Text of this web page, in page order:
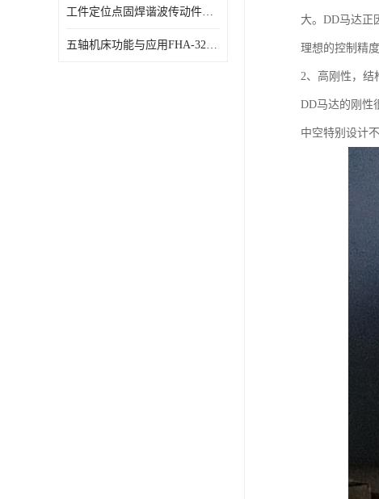
工件定位点固焊谐波传动件哈默纳科CSF-45-100-2UH
五轴机床功能与应用FHA-32C-50-US250
大。DD马达正
理想的控制精度
2、高刚性，结
DD马达的刚性
中空特别设计